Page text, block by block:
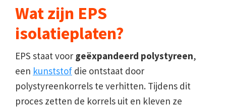
Wat zijn EPS
isolatieplaten?
EPS staat voor geëxpandeerd polystyreen,
een kunststof die ontstaat door
polystyreenkorrels te verhitten. Tijdens dit
proces zetten de korrels uit en kleven ze